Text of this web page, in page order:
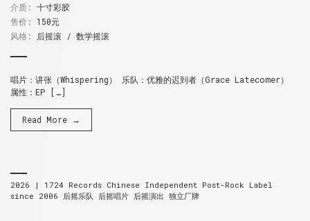
介质: 十寸彩胶
售价: 150元
风格:
后摇滚 / 数学摇滚
唱片：讲张（Whispering） 乐队：优雅的迟到者（Grace Latecomer）
属性：EP […]
Read More →
2026 | 1724 Records Chinese Independent Post-Rock Label
since 2006
后摇乐队 后摇唱片 后摇演出 独立厂牌